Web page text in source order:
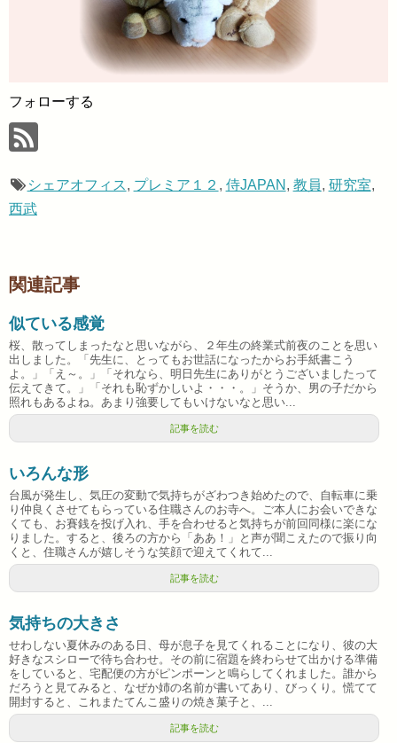
フォローする
シェアオフィス, プレミア１２ , 侍JAPAN , 教員, 研究室,
西武
関連記事
似ている感覚
桜、散ってしまったなと思いながら、２年生の終業式前夜のことを思い
出しました。「先生に、とってもお世話になったからお手紙書こう
よ。」「え～。」「それなら、明日先生にありがとうございましたって
伝えてきて。」「それも恥ずかしいよ・・・。」そうか、男の子だから
照れもあるよね。あまり強要してもいけないなと思い...
記事を読む
いろんな形
台風が発生し、気圧の変動で気持ちがざわつき始めたので、自転車に乗
り仲良くさせてもらっている住職さんのお寺へ。ご本人にお会いできな
くても、お賽銭を投げ入れ、手を合わせると気持ちが前回同様に楽にな
りました。すると、後ろの方から「ああ！」と声が聞こえたので振り向
くと、住職さんが嬉しそうな笑顔で迎えてくれて...
記事を読む
気持ちの大きさ
せわしない夏休みのある日、母が息子を見てくれることになり、彼の大
好きなスシローで待ち合わせ。その前に宿題を終わらせて出かける準備
をしていると、宅配便の方がピンポーンと鳴らしてくれました。誰から
だろうと見てみると、なぜか姉の名前が書いてあり、びっくり。慌てて
開封すると、これまたてんこ盛りの焼き菓子と、...
記事を読む